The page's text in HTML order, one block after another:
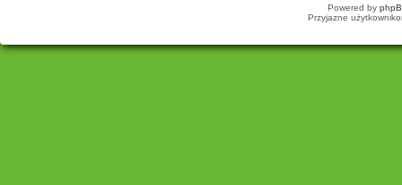
Powered by
Przyjazne